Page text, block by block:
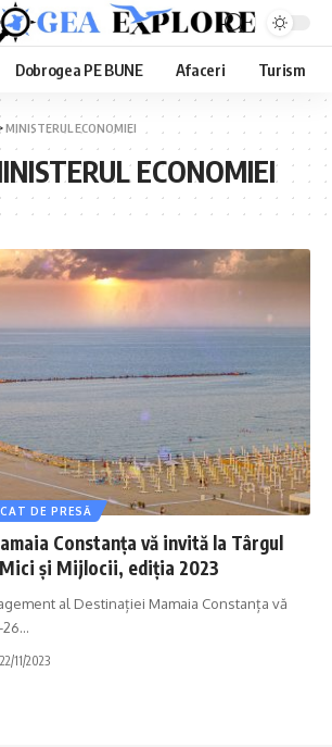
Dobrogea PE BUNE Afaceri Turism
MINISTERUL ECONOMIEI
ECONOMIEI
DE PRESĂ
Constanța vă invită la Târgul
și Mijlocii, ediția 2023
al Destinației Mamaia Constanța vă
…
22/11/2023